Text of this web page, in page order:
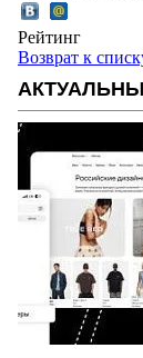
Рейтинг
Возврат к